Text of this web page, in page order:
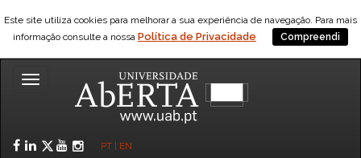
Este site utiliza cookies para melhorar a sua experiência de navegação. Para mais
informação consulte a nossa Política de Privacidade Compreendi
Toggle
Facebook
LinkedIn
Twitter
YouTube
Instagram
PT EN